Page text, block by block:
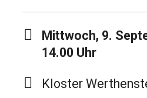
Mittwoch, 9.
14.00 Uhr
Kloster